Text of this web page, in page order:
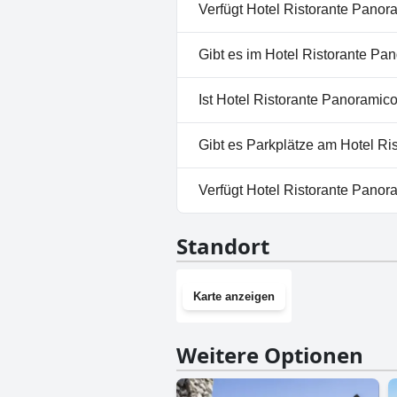
Verfügt Hotel Ristorante
Ja, Hotel Ristorante
Gibt es im Hotel Ristorante
Nein, ein Spa ist im Hotel
Ist Hotel Ristorante
Nein, Hotel Ristorante
Gibt es Parkplätze am Hotel
Ja, Parkmöglichkeiten sind
Verfügt Hotel Ristorante
Standort
Karte anzeigen
Weitere Optionen